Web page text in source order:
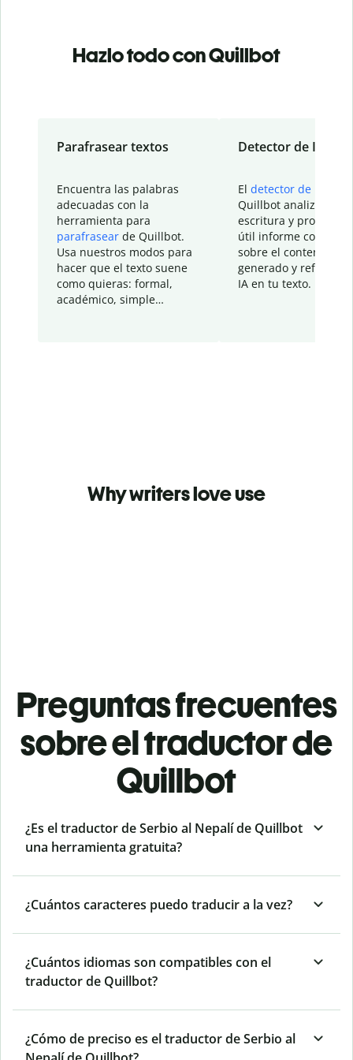
Hazlo todo con Quillbot
Parafrasear textos
Encuentra las palabras
adecuadas con la
herramienta para
parafrasear de Quillbot.
Usa nuestros modos para
hacer que el texto suene
como quieras: formal,
académico, simple…
Detector de IA
El detector de IA
Quillbot analiza tu
escritura y
útil informe con
sobre el contenido
generado y refinado
IA en tu texto.
Why writers love use
Preguntas frecuentes
sobre el traductor de
Quillbot
¿Es el traductor de Serbio al Nepalí de Quillbot
una herramienta gratuita?
¿Cuántos caracteres puedo traducir a la vez?
¿Cuántos idiomas son compatibles con el
traductor de Quillbot?
¿Cómo de preciso es el traductor de Serbio al